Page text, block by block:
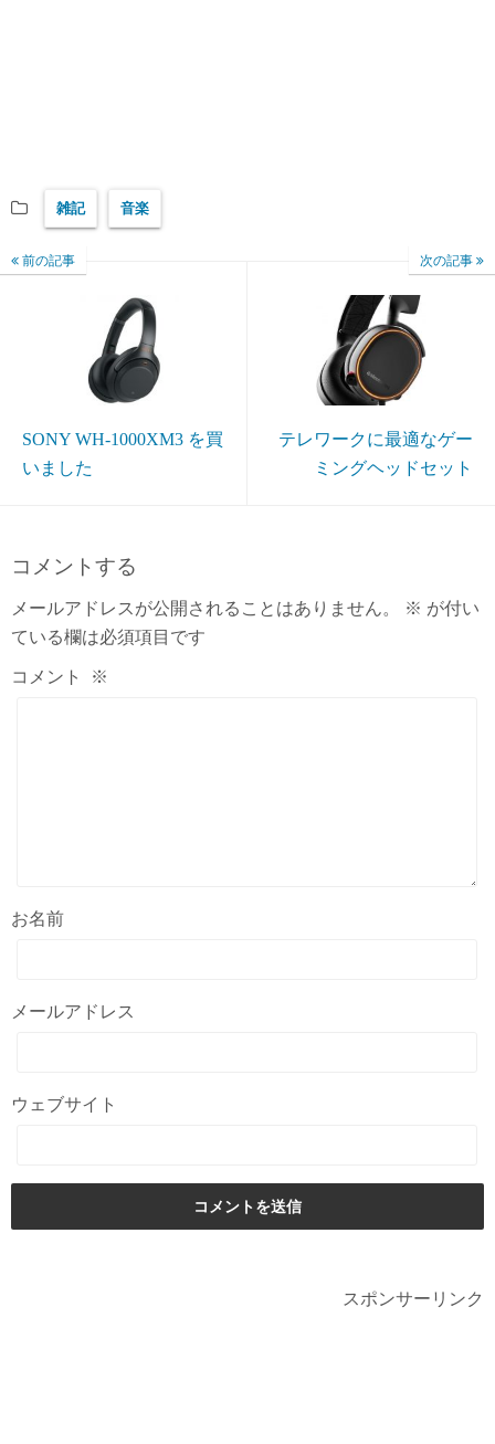
雑記 音楽
前の記事
SONY WH-1000XM3 を買
いました
次の記事
テレワークに最適なゲー
ミングヘッドセット
コメントする
メールアドレスが公開されることはありません。 ※ が付い
ている欄は必須項目です
コメント ※
お名前
メールアドレス
ウェブサイト
スポンサーリンク